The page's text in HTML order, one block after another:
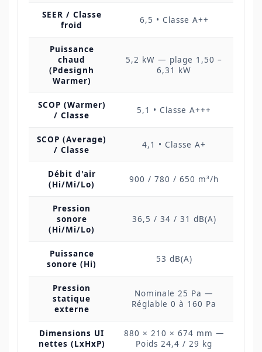
SEER / Classe
froid
6,5 • Classe A++
Puissance
chaud
(Pdesignh
Warmer)
5,2 kW — plage 1,50 –
6,31 kW
SCOP (Warmer)
/ Classe
5,1 • Classe A+++
SCOP (Average)
/ Classe
4,1 • Classe A+
Débit d'air
(Hi/Mi/Lo)
900 / 780 / 650 m³/h
Pression
sonore
(Hi/Mi/Lo)
36,5 / 34 / 31 dB(A)
Puissance
sonore (Hi)
53 dB(A)
Pression
statique
externe
Nominale 25 Pa —
Réglable 0 à 160 Pa
Dimensions UI
nettes (LxHxP)
880 × 210 × 674 mm —
Poids 24,4 / 29 kg